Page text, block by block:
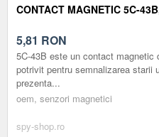
CONTACT MAGNETIC 5C-
5,81 RON
5C-43B este un contact magnetic
potrivit pentru semnalizarea
prezenta...
oem, senzori magnetici
spy-shop.ro